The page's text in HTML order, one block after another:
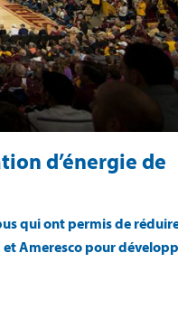
d’énergie de
qui ont permis de
et Ameresco pour